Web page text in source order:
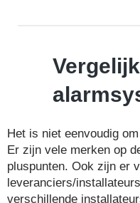
Het is niet eenvoudig
Er zijn vele merken op
pluspunten. Ook zijn er
leveranciers/
verschillende